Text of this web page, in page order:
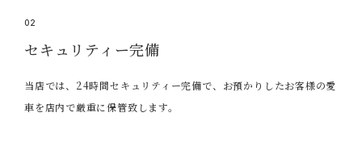
02
セキュリティー完備
当店では、24時間セキュリティー完備で、お預かりしたお客様の愛
車を店内で厳重に保管致します。